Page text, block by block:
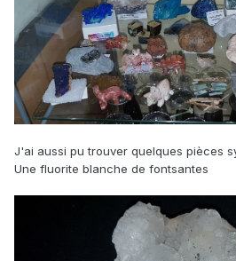
J'ai aussi pu trouver quelques pièces
Une fluorite blanche de fontsantes